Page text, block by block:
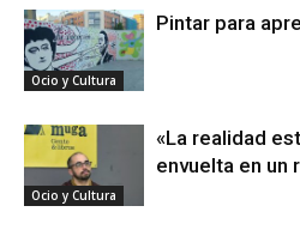
Ocio y Cultura
Pintar para
Ocio y Cultura
«La realidad
envuelta en un